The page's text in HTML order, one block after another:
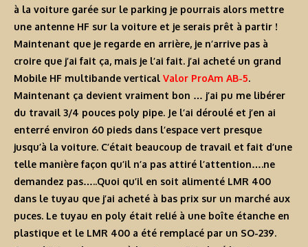
à la voiture garée sur le parking je pourrais alors mettre
une antenne HF sur la voiture et je serais prêt à partir !
Maintenant que je regarde en arrière, je n’arrive pas à
croire que j’ai fait ça, mais je l’ai fait. j’ai acheté un grand
Mobile HF multibande vertical Valor ProAm AB-5.
Maintenant ça devient vraiment bon … j’ai pu me libérer
du travail 3/4 pouces poly pipe. Je l’ai déroulé et j’en ai
enterré environ 60 pieds dans l’espace vert presque
jusqu’à la voiture. C’était beaucoup de travail et fait d’une
telle manière façon qu’il n’a pas attiré l’attention….ne
demandez pas…..Quoi qu’il en soit alimenté LMR 400
dans le tuyau que j’ai acheté à bas prix sur un marché aux
puces. Le tuyau en poly était relié à une boîte étanche en
plastique et le LMR 400 a été remplacé par un SO-239.